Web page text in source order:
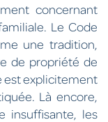
concernant
Le Code
une tradition,
de propriété de
est explicitement
Là encore,
insuffisante, les